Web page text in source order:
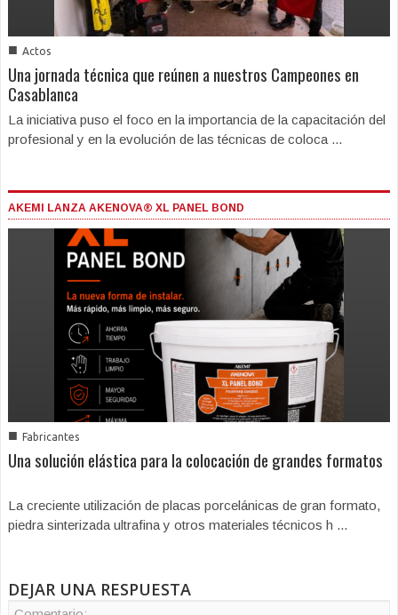
■ Actos
Una jornada técnica que reúnen a nuestros Campeones en
Casablanca
La iniciativa puso el foco en la importancia de la capacitación del
profesional y en la evolución de las técnicas de coloca ...
AKEMI LANZA AKENOVA® XL PANEL BOND
■ Fabricantes
Una solución elástica para la colocación de grandes formatos
La creciente utilización de placas porcelánicas de gran formato,
piedra sinterizada ultrafina y otros materiales técnicos h ...
DEJAR UNA RESPUESTA